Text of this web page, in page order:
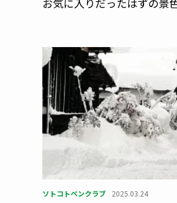
ソトコトペンクラブ 2025.03.24